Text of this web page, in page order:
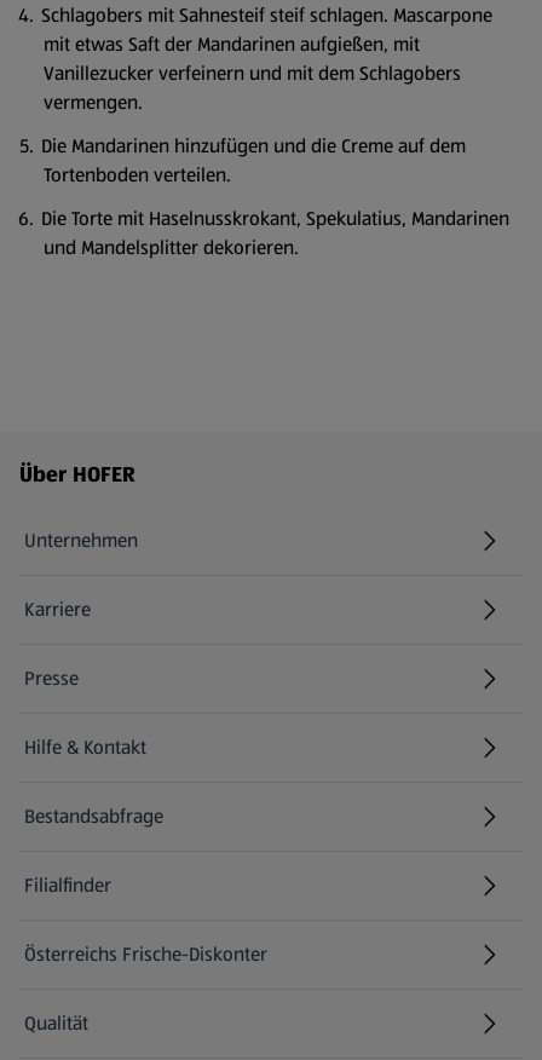
Schlagobers mit Sahnesteif steif schlagen. Mascarpone
mit etwas Saft der Mandarinen aufgießen, mit
Vanillezucker verfeinern und mit dem Schlagobers
vermengen.
Die Mandarinen hinzufügen und die Creme auf dem
Tortenboden verteilen.
Die Torte mit Haselnusskrokant, Spekulatius, Mandarinen
und Mandelsplitter dekorieren.
Fußzeilenmenü - weitere Links
Über HOFER
Unternehmen
Karriere
(öffnet in einem neuen Tab)
Presse
Hilfe & Kontakt
(öffnet in einem neuen Tab)
Bestandsabfrage
(öffnet in einem neuen Tab)
Filialfinder
Österreichs Frische-Diskonter
Qualität